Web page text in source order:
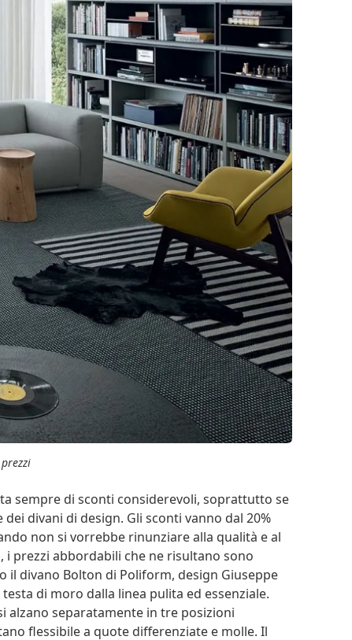
sempre di sconti considerevoli, soprattutto se
divani di design. Gli sconti vanno dal 20%
non si vorrebbe rinunziare alla qualità e al
prezzi abbordabili che ne risultano sono
il divano Bolton di Poliform, design Giuseppe
di moro dalla linea pulita ed essenziale.
alzano separatamente in tre posizioni
flessibile a quote differenziate e molle. Il